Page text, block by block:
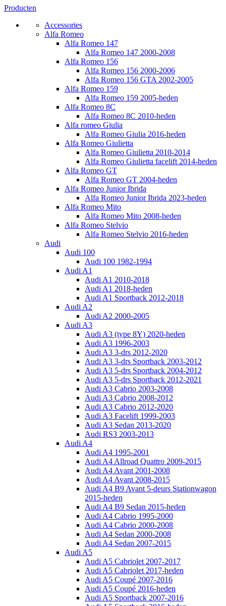
Producten
Accessories
Alfa Romeo
Alfa Romeo 147
Alfa Romeo 147 2000-2008
Alfa Romeo 156
Alfa Romeo 156 2000-2006
Alfa Romeo 156 GTA 2002-2005
Alfa Romeo 159
Alfa Romeo 159 2005-heden
Alfa Romeo 8C
Alfa Romeo 8C 2010-heden
Alfa romeo Giulia
Alfa Romeo Giulia 2016-heden
Alfa Romeo Giulietta
Alfa Romeo Giulietta 2010-2014
Alfa Romeo Giulietta facelift 2014-heden
Alfa Romeo GT
Alfa Romeo GT 2004-heden
Alfa Romeo Junior Ibrida
Alfa Romeo Junior Ibrida 2023-heden
Alfa Romeo Mito
Alfa Romeo Mito 2008-heden
Alfa Romeo Stelvio
Alfa Romeo Stelvio 2016-heden
Audi
Audi 100
Audi 100 1982-1994
Audi A1
Audi A1 2010-2018
Audi A1 2018-heden
Audi A1 Sportback 2012-2018
Audi A2
Audi A2 2000-2005
Audi A3
Audi A3 (type 8Y) 2020-heden
Audi A3 1996-2003
Audi A3 3-drs 2012-2020
Audi A3 3-drs Sportback 2003-2012
Audi A3 5-drs Sportback 2004-2012
Audi A3 5-drs Sportback 2012-2021
Audi A3 Cabrio 2003-2008
Audi A3 Cabrio 2008-2012
Audi A3 Cabrio 2012-2020
Audi A3 Facelift 1999-2003
Audi A3 Sedan 2013-2020
Audi RS3 2003-2013
Audi A4
Audi A4 1995-2001
Audi A4 Allroad Quattro 2009-2015
Audi A4 Avant 2001-2008
Audi A4 Avant 2008-2015
Audi A4 B9 Avant 5-deurs Stationwagon
2015-heden
Audi A4 B9 Sedan 2015-heden
Audi A4 Cabrio 1995-2000
Audi A4 Cabrio 2000-2008
Audi A4 Sedan 2000-2008
Audi A4 Sedan 2007-2015
Audi A5
Audi A5 Cabriolet 2007-2017
Audi A5 Cabriolet 2017-heden
Audi A5 Coupé 2007-2016
Audi A5 Coupé 2016-heden
Audi A5 Sportback 2007-2016